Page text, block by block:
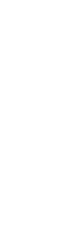
aos favoritos
aos favoritos